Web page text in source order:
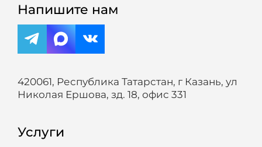
Напишите нам
420061, Республика Татарстан, г Казань, ул
Николая Ершова, зд. 18, офис 331
Услуги